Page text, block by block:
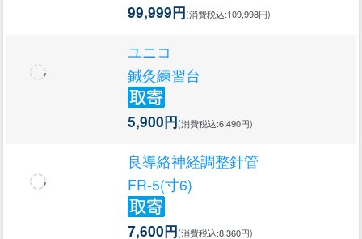
99,999円(消費税込:109,998円)
ユニコ
鍼灸練習台
5,900円(消費税込:6,490円)
良導絡神経調整針管
FR-5(寸6)
7,600円(消費税込:8,360円)